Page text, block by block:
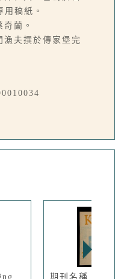
稿紙。
蘭。
夫撰於傳家堡完
期刊名稱：Ka-têng